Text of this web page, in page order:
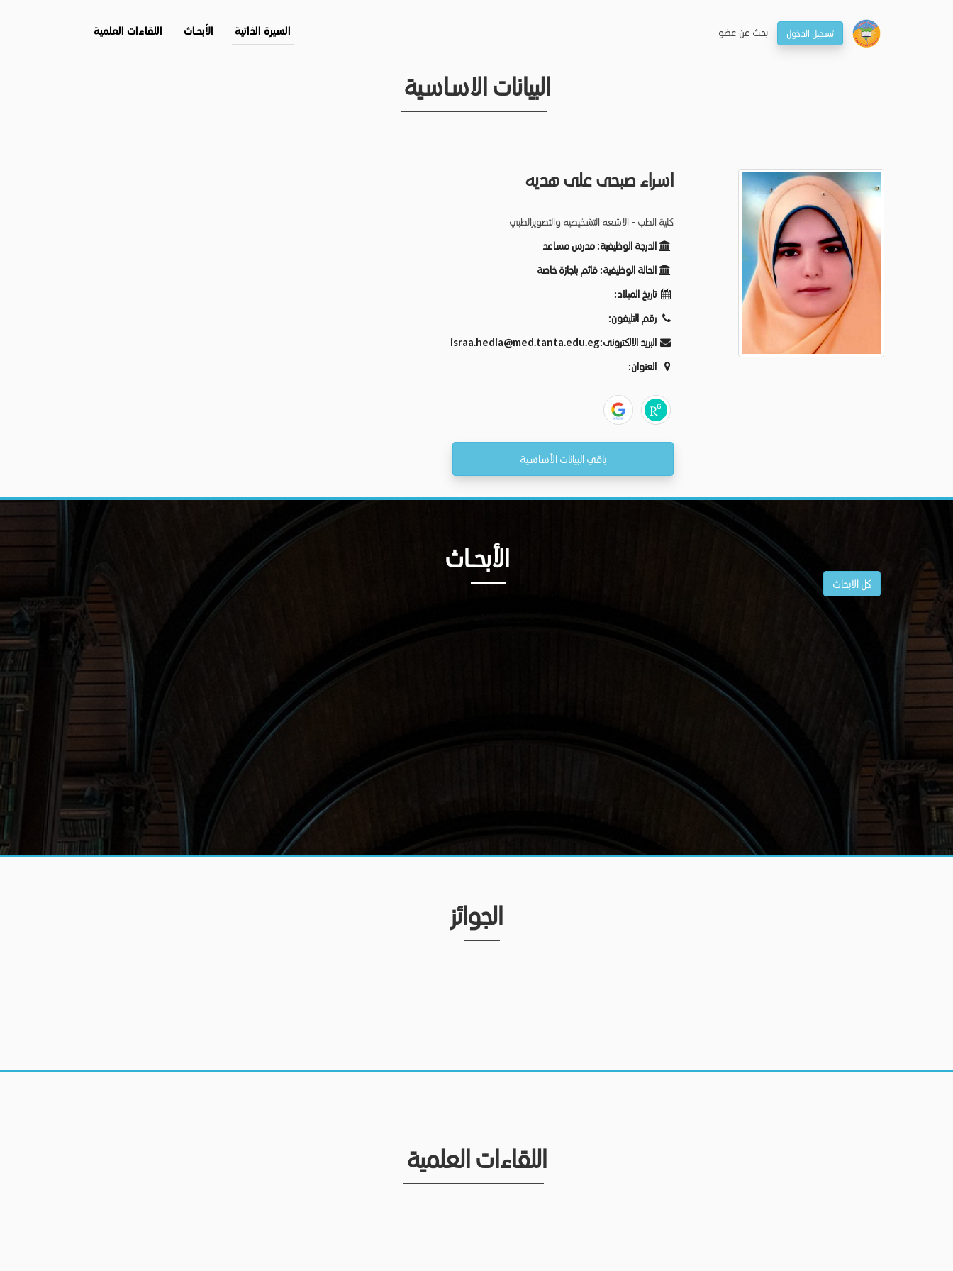
تسجيل الدخول بحـث عن عضو السيرة الذاتية الأبحــاث اللقاءات العلمية
البيانات الاساسية
اسراء صبحى على هديه
كلية الطب - الاشعه التشخيصيه والتصويرالطبي
الدرجة الوظيفية:مدرس مساعد
الحالة الوظيفية:قائم باجازة خاصة
تاريخ الميلاد:
رقم التليفون:
البريد الالكترونى:israa.hedia@med.tanta.edu.eg
العنوان:
باقي البيانات الأساسية
الأبحــاث
كل الابحاث
الجوائز
اللقاءات العلمية